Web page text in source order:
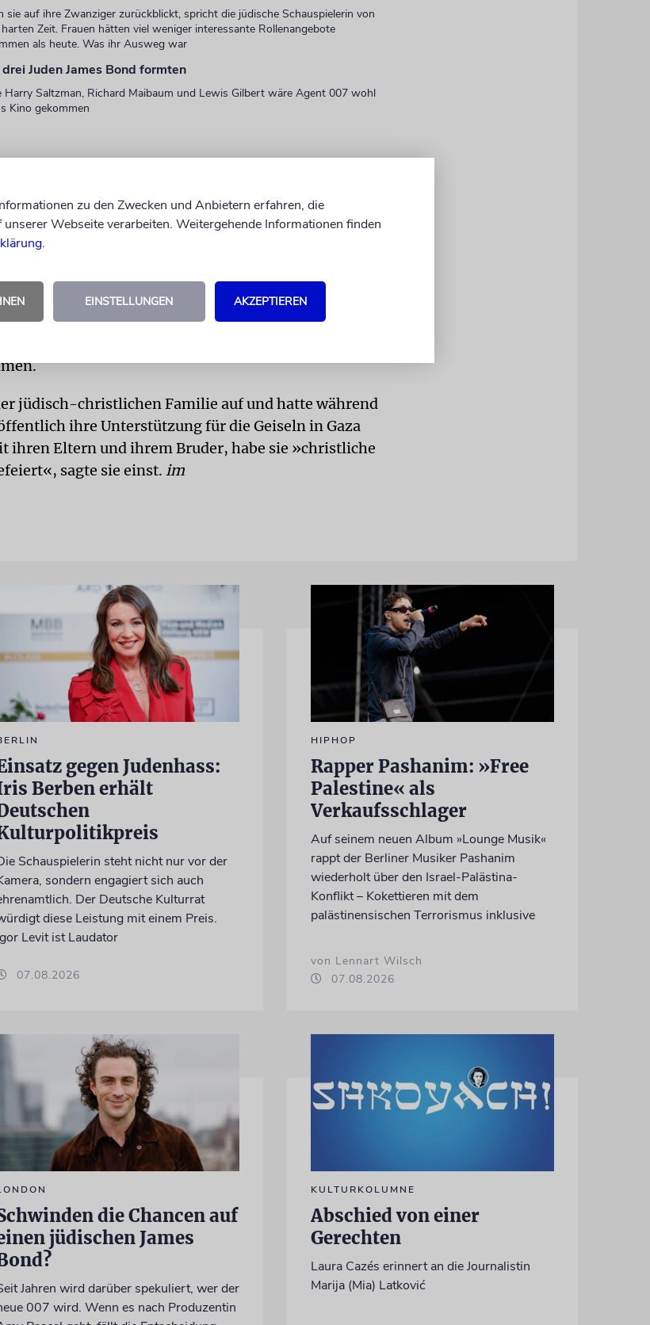
sie auf ihre Zwanziger zurückblickt, spricht die jüdische Schauspielerin von
Zeit. Frauen hätten viel weniger interessante Rollenangebote
als heute. Was ihr Ausweg war
Juden James Bond formten
Harry Saltzman, Richard Maibaum und Lewis Gilbert wäre Agent 007 wohl
Kino gekommen
Auf Instagram, wo Paltrow aktiv ist, den Spot
wird sie in Kommentaren als »Genocide
Stars haben in Israel Tradition: Zuletzt warben
jüdisch-christlichen Familie auf und hatte während
ihre Unterstützung für die Geiseln in Gaza
ihren Eltern und ihrem Bruder, habe sie »christliche
sagte sie einst. im
gegen Judenhass:
Berben erhält
Schauspielerin steht nicht nur vor der
sondern engagiert sich auch
Der Deutsche Kulturrat
diese Leistung mit einem Preis.
Levit ist Laudator
07.08.2026
HIPHOP
Rapper Pashanim: »Free
Palestine« als
Verkaufsschlager
Auf seinem neuen Album »Lounge Musik«
rappt der Berliner Musiker Pashanim
wiederholt über den Israel-Palästina-
Konflikt – Kokettieren mit dem
palästinensischen Terrorismus inklusive
von Lennart Wilsch
07.08.2026
die Chancen auf
jüdischen James
Jahren wird darüber spekuliert, wer der
007 wird. Wenn es nach Produzentin
KULTURKOLUMNE
Abschied von einer
Gerechten
Laura Cazés erinnert an die Journalistin
Marija (Mia) Latković
zu den Zwecken und Anbietern erfahren, die
unserer Webseite verarbeiten. Weitergehende Informationen finden
.
EINSTELLUNGEN AKZEPTIEREN